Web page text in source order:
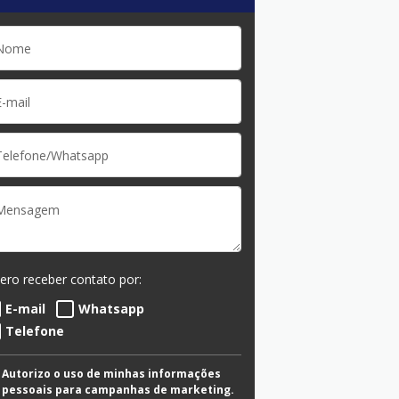
receber contato por:
E-mail
Whatsapp
Telefone
Autorizo o uso de minhas informações
pessoais para campanhas de marketing.